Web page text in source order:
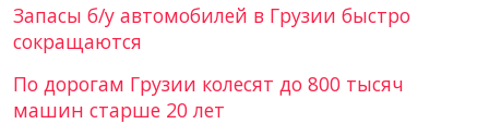
Запасы б/у автомобилей в Грузии быстро
сокращаются
По дорогам Грузии колесят до 800 тысяч
машин старше 20 лет